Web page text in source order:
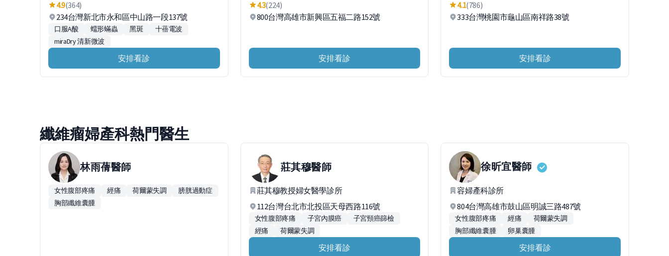
4.9(364)
234台灣新北市永和區中山路一段137號
口服A酸 蠕形蟎蟲 黑斑
十蓓電波
miraDry 清新微波
安排看診
4.3(224)
800台灣高雄市新興區五福二路152號
安排看診
4.1(786)
333台灣桃園市龜山區南祥路38號
安排看診
纖維瘤婦產科熱門醫生
林雨蒨醫師
女性腹部疼痛 經痛 荷爾蒙失調
膀胱過動症
胸部纖維囊腫
莊其穆醫師
莊其穆教授婦女醫學診所
112台灣台北市北投區天母西路116號
女性腹部疼痛 子宮內膜癌
子宮頸癌篩檢
經痛
荷爾蒙失調
安排看診
徐昕宜醫師
容婦產科診所
804台灣高雄市鼓山區明誠三路487號
女性腹部疼痛 經痛
荷爾蒙失調
胸部纖維囊腫
卵巢囊腫
安排看診